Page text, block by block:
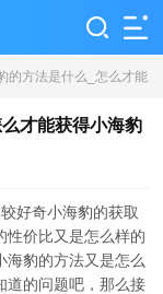
的方法是什么_怎么才能
才能获得小海豹
好奇小海豹的获取
性价比又是怎么样的
海豹的方法又是怎么
道的问题吧，那么接